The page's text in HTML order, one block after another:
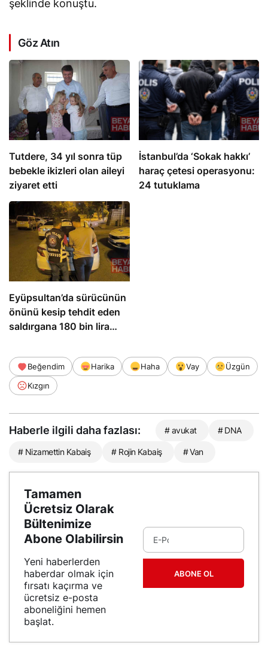
şeklinde konuştu.
Göz Atın
Tutdere, 34 yıl sonra tüp
bebekle ikizleri olan aileyi
ziyaret etti
İstanbul’da ‘Sokak hakkı’
haraç çetesi operasyonu:
24 tutuklama
Eyüpsultan’da sürücünün
önünü kesip tehdit eden
saldırgana 180 bin lira
Beğendim Harika Haha Vay
Üzgün
Kızgın
Haberle ilgili daha fazlası: # avukat # DNA
# Nizamettin Kabaiş # Rojin Kabaiş # Van
Tamamen
Ücretsiz Olarak
Bültenimize
Abone Olabilirsin
Yeni haberlerden
haberdar olmak için
fırsatı kaçırma ve
ücretsiz e-posta
aboneliğini hemen
başlat.
ABONE OL